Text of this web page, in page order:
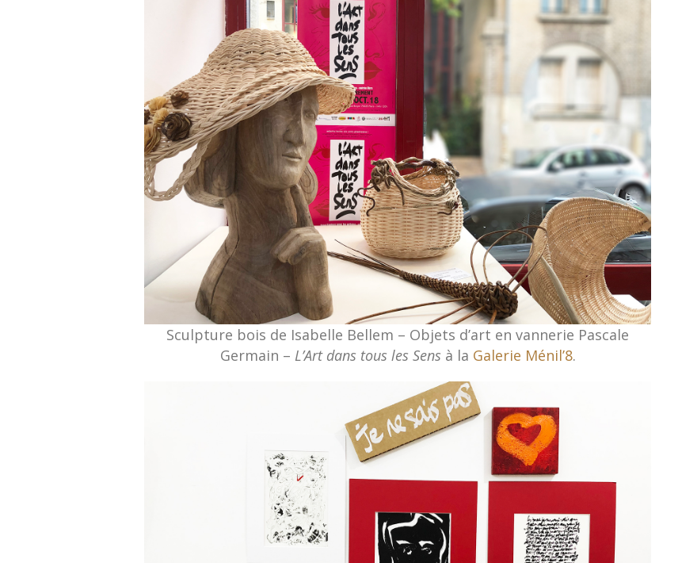
Sculpture bois de Isabelle Bellem – Objets d’art en vannerie Pascale
Germain – L’Art dans tous les Sens à la Galerie Ménil’8.